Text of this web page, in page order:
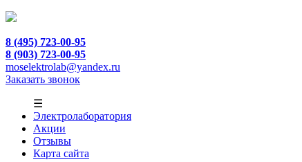
8 (495) 723-00-95
8 (903) 723-00-95
moselektrolab@yandex.ru
Заказать звонок
☰
Электролаборатория
Акции
Отзывы
Карта сайта